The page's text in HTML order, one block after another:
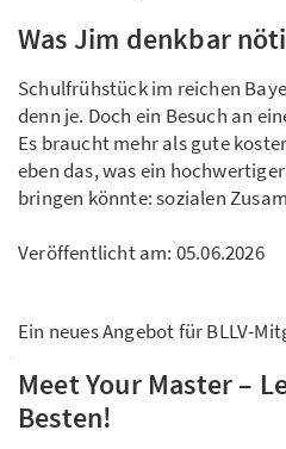
Was Jim denkbar
Schulfrühstück im reichen
denn je. Doch ein Besuch an
Es braucht mehr als gute
eben das, was ein
bringen könnte: sozialen
Veröffentlicht am: 05.06.2026
Ein neues Angebot für BLLV-
Meet Your Master –
Besten!